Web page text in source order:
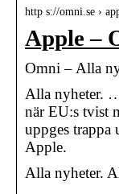
http s://omni.se ›
Apple –
Omni – Alla
Alla nyheter.
när EU:s tvist
uppges trappa
Apple.
Alla nyheter.